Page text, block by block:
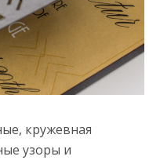
кружевная
узоры и